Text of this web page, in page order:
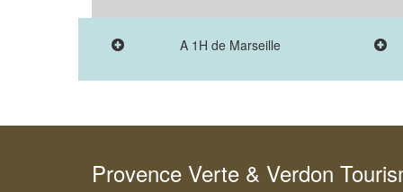
A 1H de Marseille
Provence Verte & Verdon